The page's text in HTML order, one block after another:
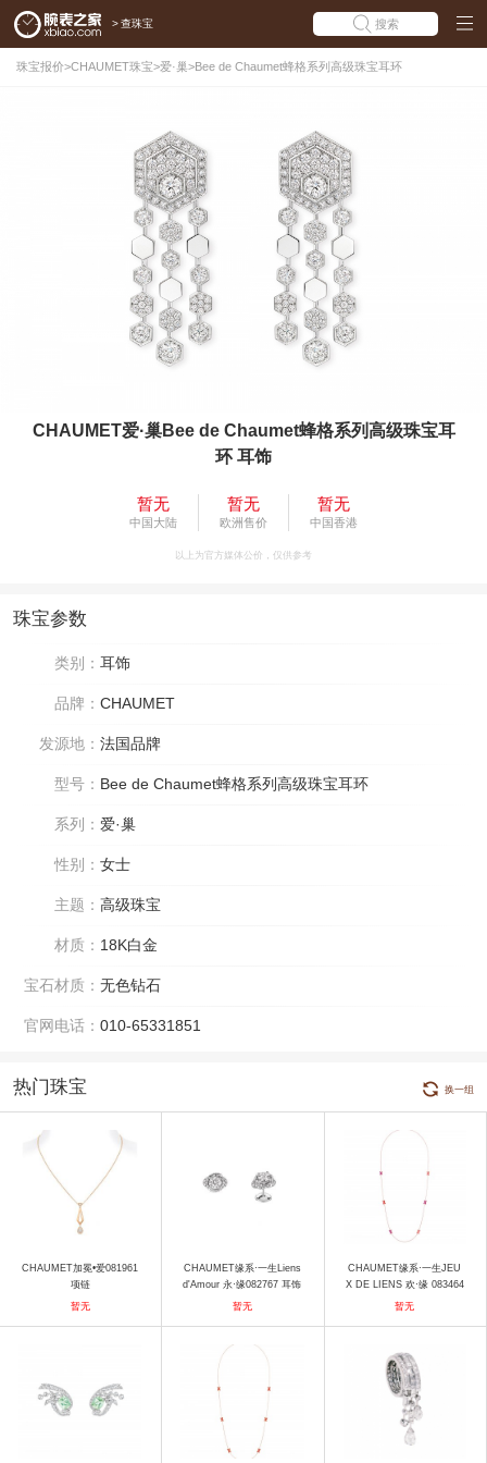
> 查珠宝 搜索
珠宝报价>CHAUMET珠宝>爱·巢>Bee de Chaumet蜂格系列高级珠宝耳环
CHAUMET爱·巢Bee de Chaumet蜂格系列高级珠宝耳
环 耳饰
暂无
中国大陆
暂无
欧洲售价
暂无
中国香港
以上为官方媒体公价，仅供参考
珠宝参数
类别： 耳饰
品牌： CHAUMET
发源地： 法国品牌
型号： Bee de Chaumet蜂格系列高级珠宝耳环
系列： 爱·巢
性别： 女士
主题： 高级珠宝
材质： 18K白金
宝石材质： 无色钻石
官网电话： 010-65331851
热门珠宝 换一组
CHAUMET加冕•爱081961
项链
暂无
CHAUMET缘系·一生Liens
d'Amour 永·缘082767 耳饰
暂无
CHAUMET缘系·一生JEU
X DE LIENS 欢·缘 083464
项链
暂无